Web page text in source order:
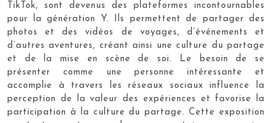
TikTok, sont devenus des plateformes incontournables
pour la génération Y. Ils permettent de partager des
photos et des vidéos de voyages, d’événements et
d’autres aventures, créant ainsi une culture du partage
et de la mise en scène de soi. Le besoin de se
présenter comme une personne intéressante et
accomplie à travers les réseaux sociaux influence la
perception de la valeur des expériences et favorise la
participation à la culture du partage. Cette exposition